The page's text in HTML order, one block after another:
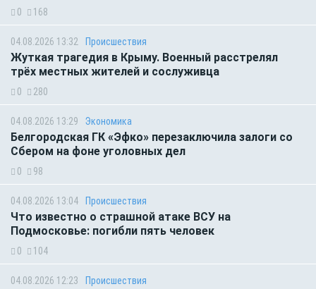
0 168
04.08.2026 13:32 Происшествия
Жуткая трагедия в Крыму. Военный расстрелял
трёх местных жителей и сослуживца
0 280
04.08.2026 13:29 Экономика
Белгородская ГК «Эфко» перезаключила залоги со
Сбером на фоне уголовных дел
0 98
04.08.2026 13:04 Происшествия
Что известно о страшной атаке ВСУ на
Подмосковье: погибли пять человек
0 104
04.08.2026 12:23 Происшествия